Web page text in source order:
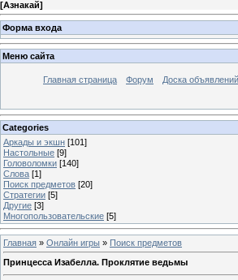
[Азнакай]
Форма входа
Меню сайта
Главная страница Форум Доска объявлений
Categories
Аркады и экшн [101]
Настольные [9]
Головоломки [140]
Слова [1]
Поиск предметов [20]
Стратегии [5]
Другие [3]
Многопользовательские [5]
Главная » Онлайн игры » Поиск предметов
Принцесса Изабелла. Проклятие ведьмы